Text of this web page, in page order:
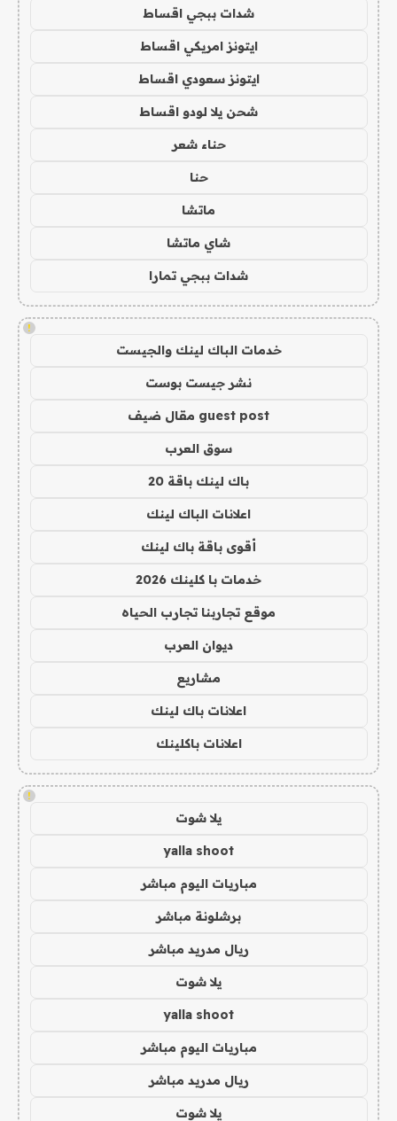
شدات ببجي اقساط
ايتونز امريكي اقساط
ايتونز سعودي اقساط
شحن يلا لودو اقساط
حناء شعر
حنا
ماتشا
شاي ماتشا
شدات ببجي تمارا
!
خدمات الباك لينك والجيست
نشر جيست بوست
guest post مقال ضيف
سوق العرب
باك لينك باقة 20
اعلانات الباك لينك
أقوى باقة باك لينك
خدمات با كلينك 2026
موقع تجاربنا تجارب الحياه
ديوان العرب
مشاريع
اعلانات باك لينك
اعلانات باكلينك
!
يلا شوت
yalla shoot
مباريات اليوم مباشر
برشلونة مباشر
ريال مدريد مباشر
يلا شوت
yalla shoot
مباريات اليوم مباشر
ريال مدريد مباشر
يلا شوت